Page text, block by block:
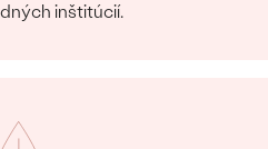
inštitúcií.